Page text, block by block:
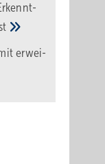
mit erwei­